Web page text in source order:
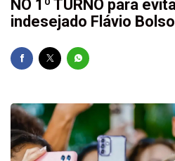
NO 1º TURNO para
indesejado Flávio